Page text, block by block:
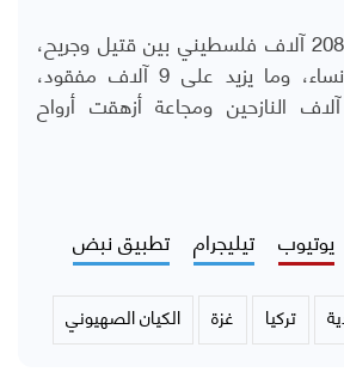
وخلفت الإبادة نحو 208 آلاف فلسطيني بين قتيل وجريح،
معظمهم أطفال ونساء، وما يزيد على 9 آلاف مفقود،
النازحين ومجاعة أزهقت أرواح
يوتيوب تيليجرام تطبيق نبض
تركيا غزة الكيان الصهيوني